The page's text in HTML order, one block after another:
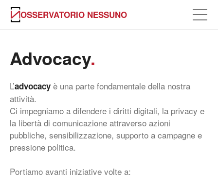
OSSERVATORIO NESSUNO
Advocacy.
L’advocacy è una parte fondamentale della nostra
attività.
Ci impegniamo a difendere i diritti digitali, la privacy e
la libertà di comunicazione attraverso azioni
pubbliche, sensibilizzazione, supporto a campagne e
pressione politica.
Portiamo avanti iniziative volte a: